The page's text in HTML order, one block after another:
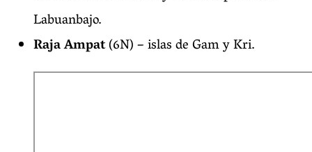
Labuanbajo.
Raja Ampat(6N) – islas de Gam y Kri.